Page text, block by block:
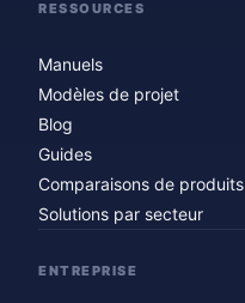
RESSOURCES
Manuels
Modèles de projet
Blog
Guides
Comparaisons de produits
Solutions par secteur
ENTREPRISE